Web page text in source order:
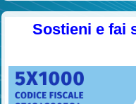
Sostieni e fai